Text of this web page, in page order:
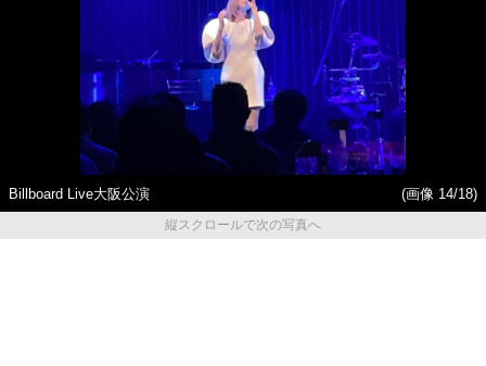
Billboard Live大阪公演
(画像 14/18)
縦スクロールで次の写真へ